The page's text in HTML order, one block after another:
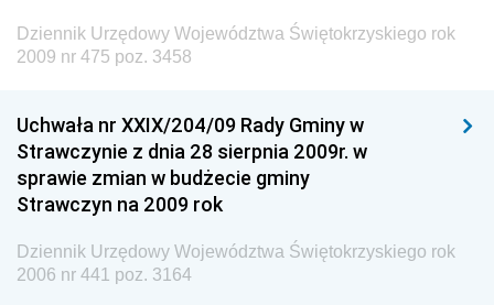
Dziennik Urzędowy Ministra Edukacji
Dziennik Urzędowy Ministra Przemysłu
Dziennik Urzędowy Ministra Finansów i Gospodarki
Dziennik Urzędowy Ministra do Spraw Unii
Dziennik Urzędowy Agencji Wywiadu
Dziennik Urzędowy Województwa Świętokrzyskiego rok
2009 nr 475 poz. 3458
Uchwała nr XXIX/204/09 Rady Gminy w
Strawczynie z dnia 28 sierpnia 2009r. w
sprawie zmian w budżecie gminy
Strawczyn na 2009 rok
Dziennik Urzędowy Województwa Świętokrzyskiego rok
2006 nr 441 poz. 3164